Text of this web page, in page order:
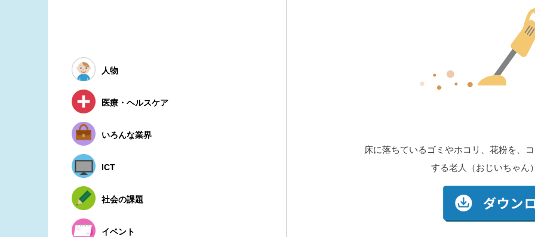
床に落ちているゴミやホコリ、花粉を、
する老人（おじいちゃん
人物
医療・ヘルスケア
いろんな業界
ICT
社会の課題
イベント